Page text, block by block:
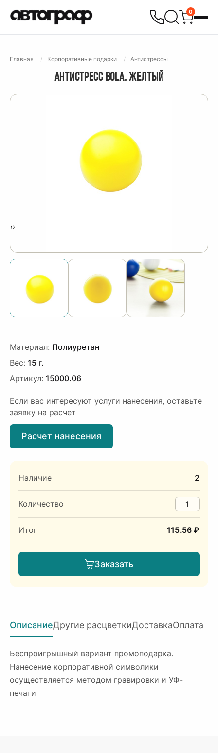
0
Главная Корпоративные подарки Антистрессы
АНТИСТРЕСС BOLA, ЖЕЛТЫЙ
‹›
Материал: Полиуретан
Вес: 15 г.
Артикул: 15000.06
Если вас интересуют услуги нанесения, оставьте
заявку на расчет
Расчет нанесения
Наличие 2
Количество
Итог 115.56 ₽
Заказать
ОписаниеДругие расцветкиДоставкаОплата
Беспроигрышный вариант промоподарка.
Нанесение корпоративной символики
осуществляется методом гравировки и УФ-
печати